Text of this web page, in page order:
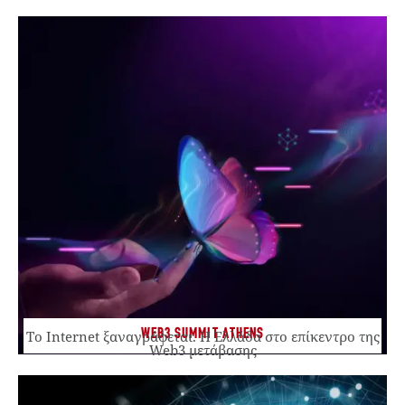
WEB3 SUMMIT ATHENS
Το Internet ξαναγράφεται. Η Ελλάδα στο επίκεντρο της
Web3 μετάβασης